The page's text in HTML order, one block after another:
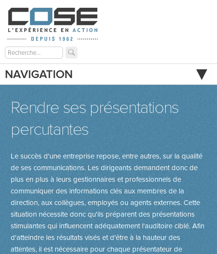
NAVIGATION
Rendre ses présentations
percutantes
Le succès d'une entreprise repose, entre autres, sur la qualité
de ses communications. Les dirigeants demandent donc de
plus en plus à leurs gestionnaires et professionnels de
communiquer des informations clés aux membres de la
direction, aux collègues, employés ou agents externes. Cette
situation nécessite donc qu'ils préparent des présentations
stimulantes qui influencent adéquatement l'auditoire ciblé. Afin
d'atteindre les résultats visés et d'être à la hauteur des
attentes, il est nécessaire pour chaque présentateur de